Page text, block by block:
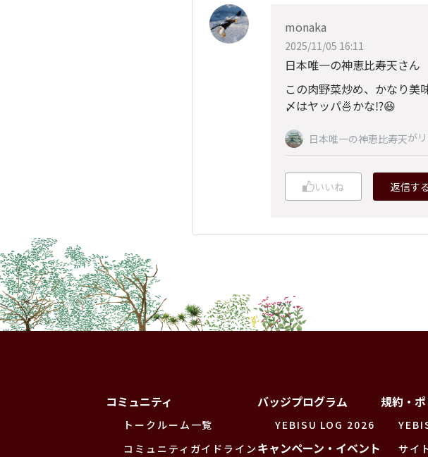
monaka
2025/11/05 16:11
日本唯一の神恵比寿天さん
この肉野菜炒め、かなり美
〆はヤッパ🍜かな⁉️😆
日本唯一の神恵比寿天が
いいね 返信する
コミュニティ
トークルーム一覧
コミュニティガイドライン
バッジプログラム
YEBISU LOG 2026
キャンペーン・イベント
規約・
サイ